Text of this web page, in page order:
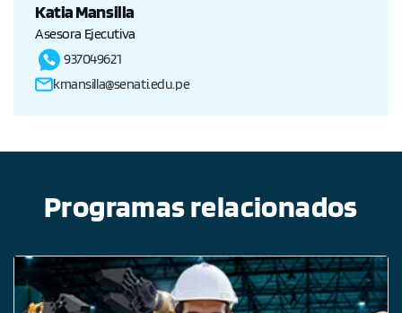
Katia Mansilla
Asesora Ejecutiva
937049621
kmansilla@senati.edu.pe
Programas relacionados